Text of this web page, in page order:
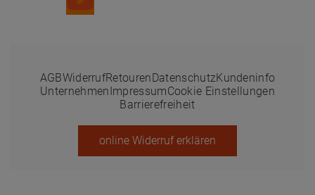
AGBWiderrufRetouren DatenschutzKundeninfo
Unternehmen ImpressumCookie Einstellungen
Barrierefreiheit
online Widerruf erklären